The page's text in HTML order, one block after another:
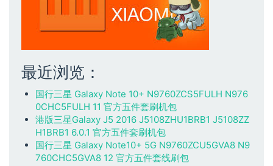
最近浏览：
国行三星 Galaxy Note 10+ N9760ZCS5FULH N976
0CHC5FULH 11 官方五件套刷机包
港版三星Galaxy J5 2016 J5108ZHU1BRB1 J5108ZZ
H1BRB1 6.0.1 官方五件套刷机包
国行三星 Galaxy Note10+ 5G N9760ZCU5GVA8 N9
760CHC5GVA8 12 官方五件套线刷包